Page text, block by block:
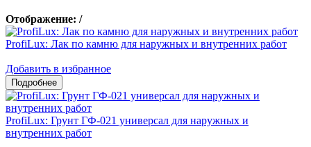
Отображение: /
ProfiLux: Лак по камню для наружных и внутренних работ
Добавить в избранное
ProfiLux: Грунт ГФ-021 универсал для наружных и
внутренних работ